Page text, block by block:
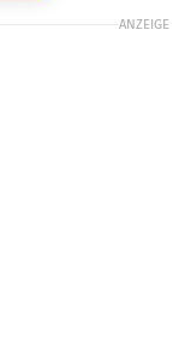
ANZEIGE